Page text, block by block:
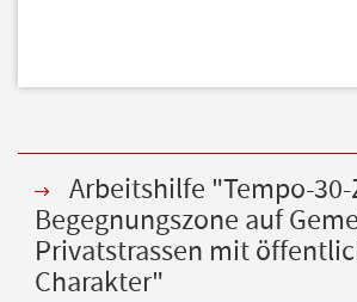
Arbeitshilfe "Tempo-
Begegnungszone auf
Privatstrassen mit
Charakter"